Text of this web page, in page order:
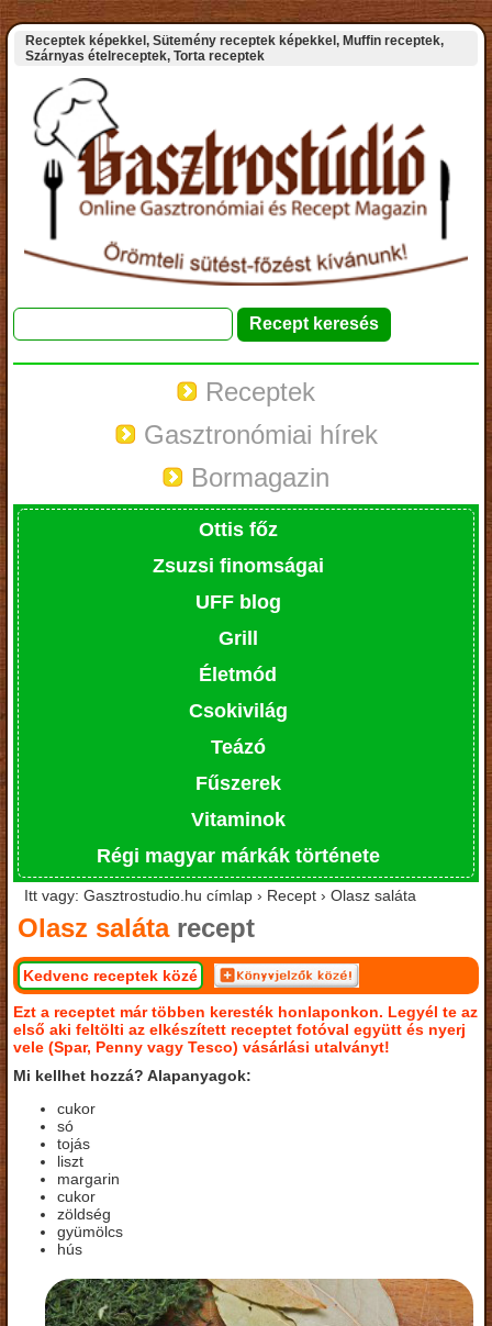
Receptek képekkel, Sütemény receptek képekkel, Muffin receptek,
Szárnyas ételreceptek, Torta receptek
Receptek
Gasztronómiai hírek
Bormagazin
Ottis főz
Zsuzsi finomságai
UFF blog
Grill
Életmód
Csokivilág
Teázó
Fűszerek
Vitaminok
Régi magyar márkák története
Itt vagy: Gasztrostudio.hu címlap › Recept › Olasz saláta
Olasz salátarecept
Kedvenc receptek közé
Ezt a receptet már többen keresték honlaponkon. Legyél te az
első aki feltölti az elkészített receptet fotóval együtt és nyerj
vele (Spar, Penny vagy Tesco) vásárlási utalványt!
Mi kellhet hozzá? Alapanyagok:
cukor
só
tojás
liszt
margarin
cukor
zöldség
gyümölcs
hús